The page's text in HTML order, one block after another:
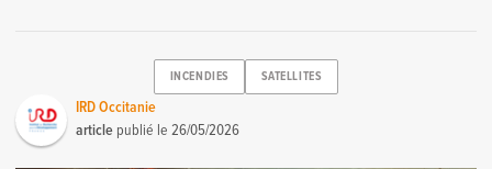
INCENDIES SATELLITES
IRD Occitanie
article publié le26/05/2026